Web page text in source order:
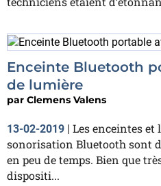
Enceinte Bluetooth
de lumière
par Clemens Valens
13-02-2019 | Les enceintes et
sonorisation Bluetooth sont
en peu de temps. Bien que
dispositi...